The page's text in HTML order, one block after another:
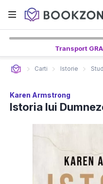
Transport
Carti Istorie
Karen Armstrong
Istoria lui